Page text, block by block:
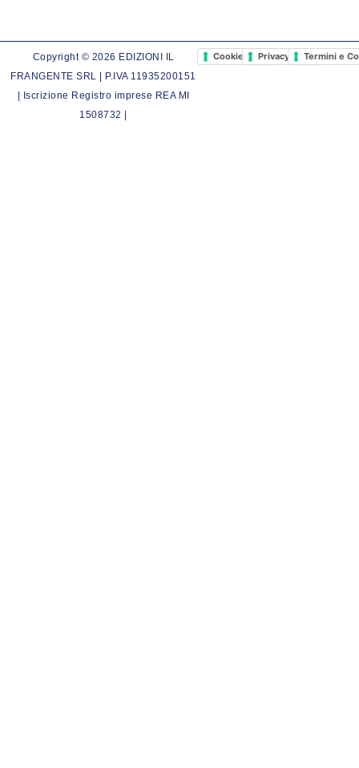
Copyright © 2026 EDIZIONI IL
FRANGENTE SRL | P.IVA 11935200151
| Iscrizione Registro imprese REA MI
1508732 |
Cookie PolicyPrivacy PolicyTermini e